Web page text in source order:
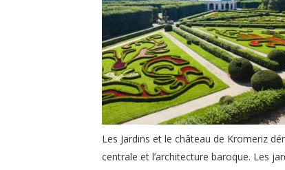
Les Jardins et le château de Kromeriz
centrale et l’architecture baroque. Les